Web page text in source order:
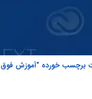
برچسب خورده “آموزش فوق